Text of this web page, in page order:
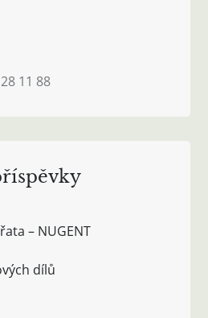
11 88
– NUGENT
dílů